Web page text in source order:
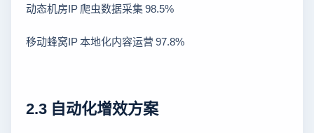
动态机房IP 爬虫数据采集 98.5%
移动蜂窝IP 本地化内容运营 97.8%
2.3 自动化增效方案